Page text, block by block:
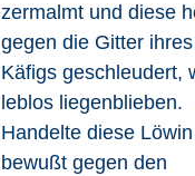
zermalmt und diese
gegen die Gitter ihres
Käfigs geschleudert,
leblos liegenblieben.
Handelte diese Löwin
bewußt gegen den